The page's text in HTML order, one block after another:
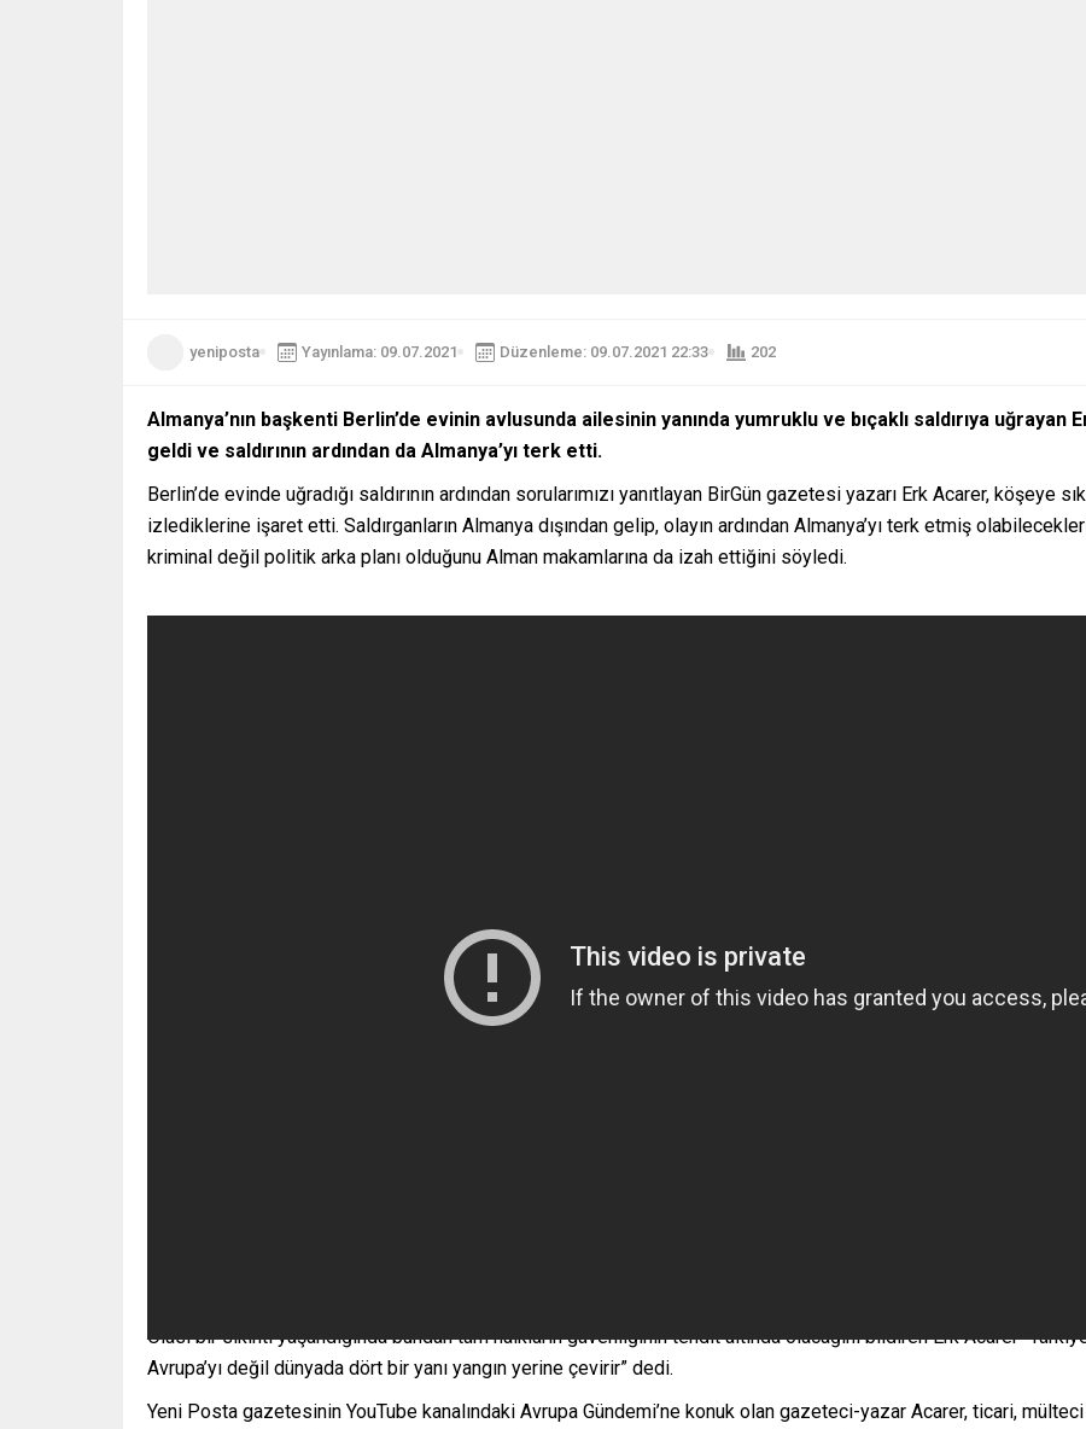
yeniposta Yayınlama: 09.07.2021 Düzenleme: 09.07.2021 22:33 202
Almanya’nın başkenti Berlin’de evinin avlusunda ailesinin yanında yumruklu ve bıçaklı saldırıya
geldi ve saldırının ardından da Almanya’yı terk etti.
Berlin’de evinde uğradığı saldırının ardından sorularımızı yanıtlayan BirGün gazetesi yazarı Erk Acarer, köşeye
izlediklerine işaret etti. Saldırganların Almanya dışından gelip, olayın ardından Almanya’yı terk etmiş
kriminal değil politik arka planı olduğunu Alman makamlarına da izah ettiğini söyledi.
Olası bir sıkıntı yaşandığında bundan tüm halkların güvenliğinin tehdit altında olacağını bildiren Erk Acarer
Avrupa’yı değil dünyada dört bir yanı yangın yerine çevirir” dedi.
Yeni Posta gazetesinin YouTube kanalındaki Avrupa Gündemi’ne konuk olan gazeteci-yazar Acarer, ticari, mülteci